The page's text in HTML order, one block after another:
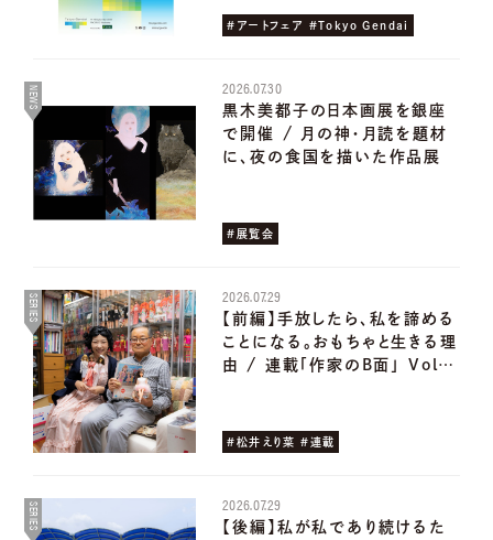
#アートフェア #Tokyo Gendai
NEWS 2026.07.30
黒木美都子の日本画展を銀座
で開催 / 月の神・月読を題材
に、夜の食国を描いた作品展
#展覧会
SERIES 2026.07.29
【前編】手放したら、私を諦める
ことになる。おもちゃと生きる理
由 / 連載「作家のB面」 Vol…
#松井えり菜 #連載
SERIES 2026.07.29
【後編】私が私であり続けるた